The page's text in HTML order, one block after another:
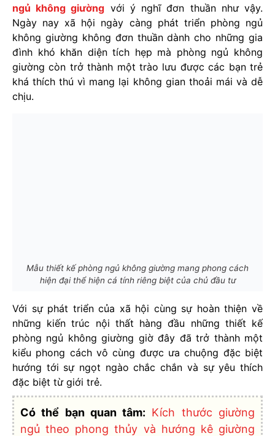
ngủ không giường với ý nghĩ đơn thuần như vậy.
Ngày nay xã hội ngày càng phát triển phòng ngủ
không giường không đơn thuần dành cho những gia
đình khó khăn diện tích hẹp mà phòng ngủ không
giường còn trở thành một trào lưu được các bạn trẻ
khá thích thú vì mang lại không gian thoải mái và dễ
chịu.
Mẫu thiết kế phòng ngủ không giường mang phong cách
hiện đại thể hiện cá tính riêng biệt của chủ đầu tư
Với sự phát triển của xã hội cùng sự hoàn thiện về
những kiến trúc nội thất hàng đầu những thiết kế
phòng ngủ không giường giờ đây đã trở thành một
kiểu phong cách vô cùng được ưa chuộng đặc biệt
hướng tới sự ngọt ngào chắc chắn và sự yêu thích
đặc biệt từ giới trẻ.
Có thể bạn quan tâm: Kích thước giường
ngủ theo phong thủy và hướng kê giường